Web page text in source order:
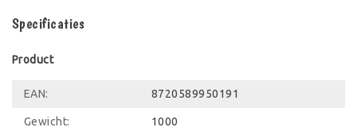
Specificaties
Product
EAN: 8720589950191
Gewicht: 1000